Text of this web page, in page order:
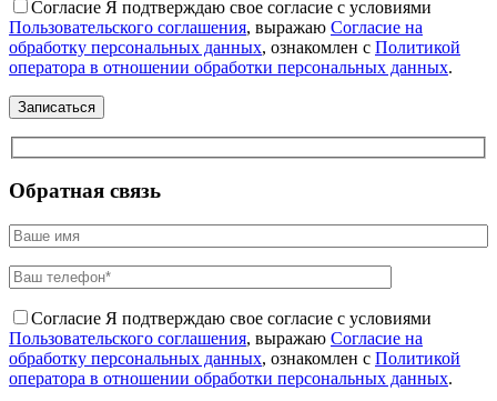
Согласие Я подтверждаю свое согласие с условиями
Пользовательского соглашения, выражаю Согласие на
обработку персональных данных, ознакомлен с Политикой
оператора в отношении обработки персональных данных.
Обратная связь
Согласие Я подтверждаю свое согласие с условиями
Пользовательского соглашения, выражаю Согласие на
обработку персональных данных, ознакомлен с Политикой
оператора в отношении обработки персональных данных.